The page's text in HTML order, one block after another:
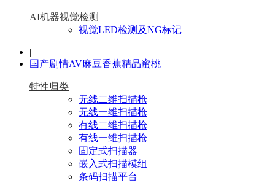
AI机器视觉检测
视觉LED检测及NG标记
|
国产剧情AV麻豆香蕉精品蜜桃
特性归类
无线二维扫描枪
无线一维扫描枪
有线二维扫描枪
有线一维扫描枪
固定式扫描器
嵌入式扫描模组
条码扫描平台